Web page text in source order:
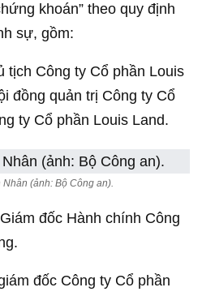
khoán” theo quy định
sự, gồm:
tịch Công ty Cổ phần Louis
đồng quản trị Công ty Cổ
ty Cổ phần Louis Land.
(ảnh: Bộ Công an).
đốc Hành chính Công
đốc Công ty Cổ phần